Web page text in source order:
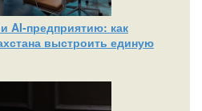
AI‑предприятию: как
выстроить единую